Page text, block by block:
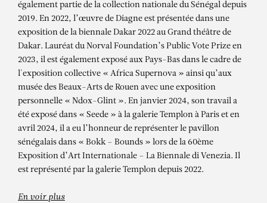
ALIOUNE DIAGNE
DJIGUÉNÉ – Cette femme !
également partie de la collection nationale du Sénégal depuis
2019. En 2022, l’œuvre de Diagne est présentée dans une
exposition de la biennale Dakar 2022 au Grand théâtre de
Dakar. Lauréat du Norval Foundation’s Public Vote Prize en
2023, il est également exposé aux Pays-Bas dans le cadre de
l'exposition collective « Africa Supernova » ainsi qu’aux
musée des Beaux-Arts de Rouen avec une exposition
personnelle « Ndox-Glint ». En janvier 2024, son travail a
été exposé dans « Seede » à la galerie Templon à Paris et en
avril 2024, il a eu l’honneur de représenter le pavillon
sénégalais dans « Bokk – Bounds » lors de la 60ème
Exposition d’Art Internationale – La Biennale di Venezia. Il
est représenté par la galerie Templon depuis 2022.
En voir plus